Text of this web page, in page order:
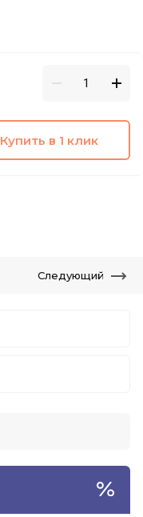
Купить в 1 клик
Следующий